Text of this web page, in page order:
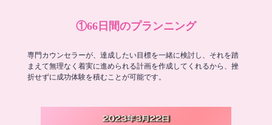
①66日間のプランニング
専門カウンセラーが、達成したい目標を一緒に検討し、それを踏
まえて無理なく着実に進められる計画を作成してくれるから、挫
折せずに成功体験を積むことが可能です。